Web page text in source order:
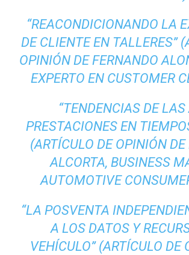
“REACONDICIONANDO LA
DE CLIENTE EN TALLERES”
OPINIÓN DE FERNANDO
EXPERTO EN CUSTOMER
“TENDENCIAS DE
PRESTACIONES EN
(ARTÍCULO DE OPINIÓN
ALCORTA, BUSINESS
AUTOMOTIVE
“LA POSVENTA
A LOS DATOS Y
VEHÍCULO” (ARTÍCULO DE